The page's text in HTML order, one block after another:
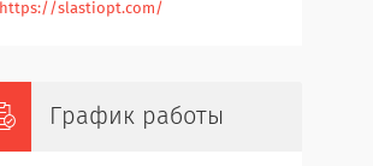
https://slastiopt.com/
График работы